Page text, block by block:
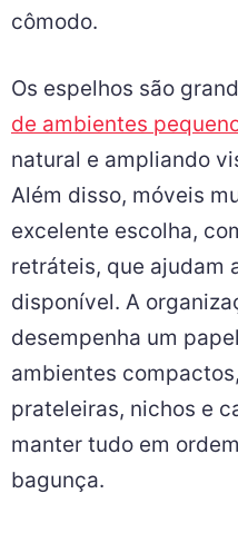
cômodo.
Os espelhos são
de ambientes
natural e ampliando
Além disso, móveis
excelente escolha,
retráteis, que ajudam
disponível. A
desempenha um
ambientes
prateleiras, nichos e
manter tudo em
bagunça.